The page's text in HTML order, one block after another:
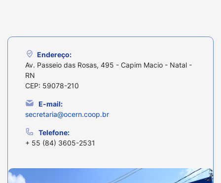
Endereço:
Av. Passeio das Rosas, 495 - Capim Macio - Natal -
RN
CEP: 59078-210
E-mail:
secretaria@ocern.coop.br
Telefone:
+ 55 (84) 3605-2531